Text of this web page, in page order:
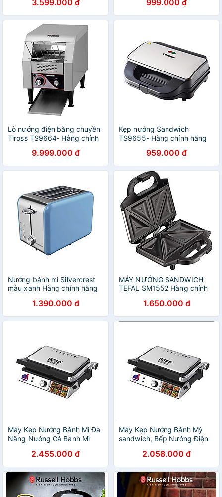
3.599.000 đ 999.000 đ
Lò nướng điện băng chuyền
Tiross TS9664- Hàng chính
9.999.000 đ
Kẹp nướng Sandwich
TS9655- Hàng chính hãng
959.000 đ
Nướng bánh mì Silvercrest
màu xanh Hàng chính hãng
1.390.000 đ
MÁY NƯỚNG SANDWICH
TEFAL SM1552 Hàng chính
1.650.000 đ
Máy Kẹp Nướng Bánh Mì Đa
Năng Nướng Cá Bánh Mì
Bennix BN-901EG- Hàng
Chính Hãng
2.455.000 đ
Máy Kẹp Nướng Bánh Mỳ
sandwich, Bếp Nướng Điện
công suất 2200W, hàng
chính hãng
2.058.000 đ